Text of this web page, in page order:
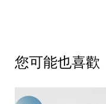
您可能也喜歡